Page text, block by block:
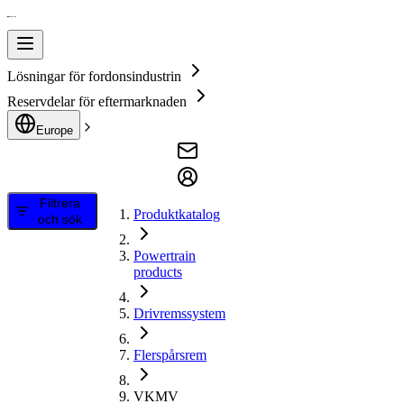
Lösningar för fordonsindustrin
Reservdelar för eftermarknaden
Europe
Filtrera
och sök
Produktkatalog
Powertrain
products
Drivremssystem
Flerspårsrem
VKMV